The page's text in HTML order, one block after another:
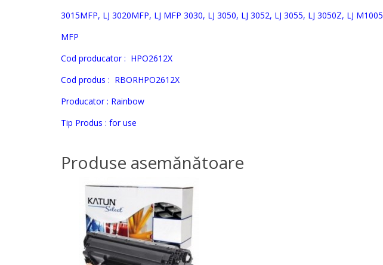
3015MFP, LJ 3020MFP, LJ MFP 3030, LJ 3050, LJ 3052, LJ 3055, LJ 3050Z, LJ M1005
MFP
Cod producator : HPO2612X
Cod produs : RBORHPO2612X
Producator : Rainbow
Tip Produs : for use
Produse asemănătoare